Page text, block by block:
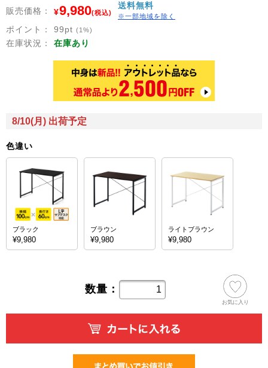
販売価格： ¥9,980(税込)
送料無料
※一部地域を除く
ポイント： 99pt (1%)
在庫状況： 在庫あり
8/10(月) 出荷予定
色違い
ブラック
¥9,980
ブラウン
¥9,980
ライトブラウン
¥9,980
数量：
お気に入り